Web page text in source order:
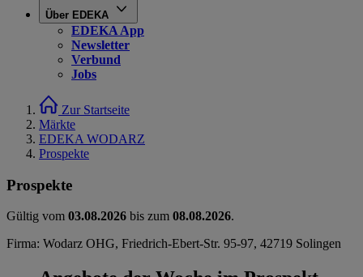
Über EDEKA
EDEKA App
Newsletter
Verbund
Jobs
Zur Startseite
Märkte
EDEKA WODARZ
Prospekte
Prospekte
Gültig vom 03.08.2026 bis zum 08.08.2026.
Firma: Wodarz OHG, Friedrich-Ebert-Str. 95-97, 42719 Solingen